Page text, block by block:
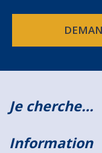
Je cherche…
Information